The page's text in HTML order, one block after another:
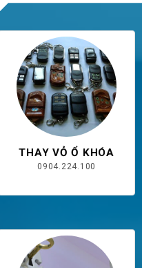
THAY VỎ Ổ KHÓA
0904.224.100